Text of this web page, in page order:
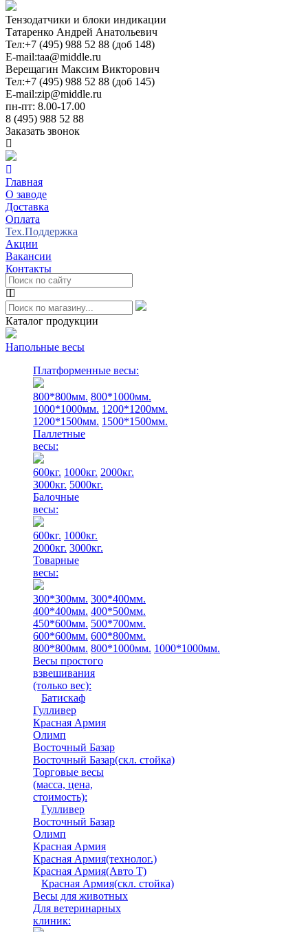
Тензодатчики и блоки индикации
Татаренко Андрей Анатольевич
Тел:+7 (495) 988 52 88 (доб 148)
E-mail:taa@middle.ru
Верещагин Максим Викторович
Тел:+7 (495) 988 52 88 (доб 145)
E-mail:zip@middle.ru
пн-пт: 8.00-17.00
8 (495) 988 52 88
Заказать звонок
Главная
О заводе
Доставка
Оплата
Тех.Поддержка
Акции
Вакансии
Контакты
Каталог продукции
Напольные весы
Платформенные весы:
800*800мм. 800*1000мм.
1000*1000мм. 1200*1200мм.
1200*1500мм. 1500*1500мм.
Паллетные
весы:
600кг. 1000кг. 2000кг.
3000кг. 5000кг.
Балочные
весы:
600кг. 1000кг.
2000кг. 3000кг.
Товарные
весы:
300*300мм. 300*400мм.
400*400мм. 400*500мм.
450*600мм. 500*700мм.
600*600мм. 600*800мм.
800*800мм. 800*1000мм. 1000*1000мм.
Весы простого
взвешивания
(только вес):
Батискаф
Гулливер
Красная Армия
Олимп
Восточный Базар
Восточный Базар(скл. стойка)
Торговые весы
(масса, цена,
стоимость):
Гулливер
Восточный Базар
Олимп
Красная Армия
Красная Армия(технолог.)
Красная Армия(Авто Т)
Красная Армия(скл. стойка)
Весы для животных
Для ветеринарных
клиник: